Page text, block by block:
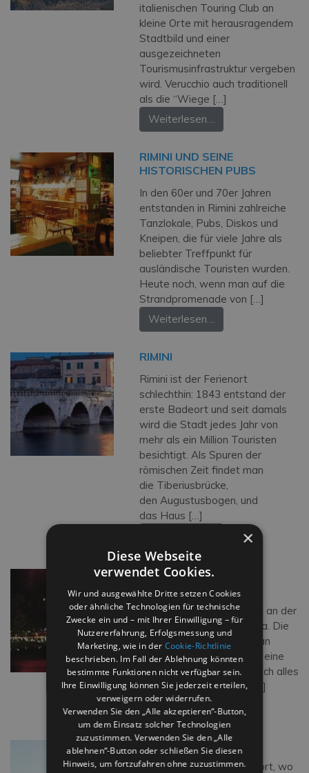
italienischen Touring Club an
kleine Orte mit herausragendem
Stadtbild und einer
ausgezeichneten
Tourismusinfrastruktur vergeben
wird. Verucchio auch traditionell
als die “Wiege […]
Weiterlesen…
RIMINI UND SEINE
HISTORISCHEN PUBS
In den 60er und 70er Jahren
entstanden in Rimini zahlreiche
Tanzlokale, Pubs, Diskos und
Kneipen, die für viele Jahre als
beliebter Treffpunkt für
ausländische Touristen wurden.
Heute noch, wenn man auf die
Strandpromenade von […]
Weiterlesen…
RIMINI
Rimini ist der Ferienort
schlechthin: 1843 entstand der
erste Badeort und seit damals
wird die Stadt jedes Jahr von
mehr als ein Million Touristen
besichtigt. Als Spuren der
römischen Zeit findet man
die Tiberiusbrücke,
den Augustusbogen, und
das Haus […]
DIE ROSA NACHT
DIE ROSA NACHT ist ein
gigantisches Sommerfest an der
Küste der Emilia-Romagna. Die
ganze Adriaküste nimmt an
diesem großen Event teil: eine
besondere Nacht, in der sich alles
Rosa färbt. Seit Jahren […]
Weiterlesen…
PIAZZA TRE MARTIRI
Der Platz befindet sich dort, wo
×
Diese Webseite
verwendet Cookies.
Wir und ausgewählte Dritte setzen Cookies
oder ähnliche Technologien für technische
Zwecke ein und – mit Ihrer Einwilligung – für
Nutzererfahrung, Erfolgsmessung und
Marketing, wie in der Cookie-Richtlinie
beschrieben. Im Fall der Ablehnung könnten
bestimmte Funktionen nicht verfügbar sein.
Ihre Einwilligung können Sie jederzeit erteilen,
verweigern oder widerrufen.
Verwenden Sie den „Alle akzeptieren“-Button,
um dem Einsatz solcher Technologien
zuzustimmen. Verwenden Sie den „Alle
ablehnen“-Button oder schließen Sie diesen
Hinweis, um fortzufahren ohne zuzustimmen.